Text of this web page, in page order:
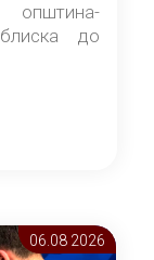
до
06.08 2026